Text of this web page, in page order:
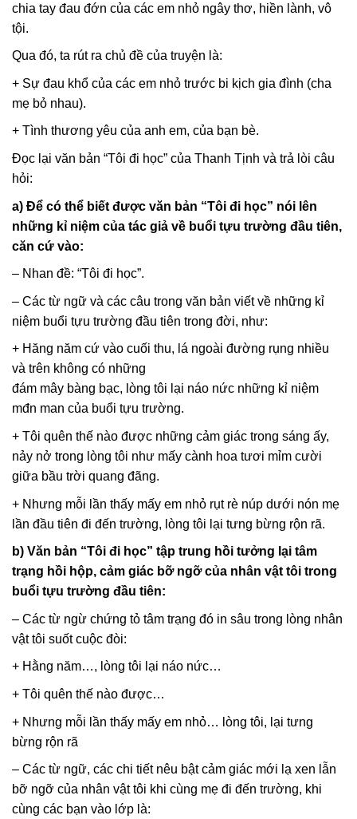
chia tay đau đớn của các em nhỏ ngây thơ, hiền lành, vô
tội.
Qua đó, ta rút ra chủ đề của truyện là:
+ Sự đau khổ của các em nhỏ trước bi kịch gia đình (cha
mẹ bỏ nhau).
+ Tình thương yêu của anh em, của bạn bè.
Đọc lại văn bản “Tôi đi học” của Thanh Tịnh và trả lòi câu
hỏi:
a) Để có thể biết được văn bản “Tôi đi học” nói lên
những kỉ niệm của tác giả về buổi tựu trường đầu tiên,
căn cứ vào:
– Nhan đề: “Tôi đi học”.
– Các từ ngữ và các câu trong văn bản viết về những kỉ
niệm buổi tựu trường đầu tiên trong đời, như:
+ Hăng năm cứ vào cuối thu, lá ngoài đường rụng nhiều
và trên không có những
đám mây bàng bạc, lòng tôi lại náo nức những kỉ niệm
mđn man của buổi tựu trường.
+ Tôi quên thế nào được những cảm giác trong sáng ấy,
nảy nở trong lòng tôi như mấy cành hoa tươi mỉm cười
giữa bầu trời quang đãng.
+ Nhưng mỗi lần thấy mấy em nhỏ rụt rè núp dưới nón mẹ
lần đầu tiên đi đến trường, lòng tôi lại tưng bừng rộn rã.
b) Văn bản “Tôi đi học” tập trung hồi tưởng lại tâm
trạng hồi hộp, cảm giác bỡ ngỡ của nhân vật tôi trong
buổi tựu trường đầu tiên:
– Các từ ngừ chứng tỏ tâm trạng đó in sâu trong lòng nhân
vật tôi suốt cuộc đòi:
+ Hằng năm…, lòng tôi lại náo nức…
+ Tôi quên thế nào được…
+ Nhưng mỗi lần thấy mấy em nhỏ… lòng tôi, lại tưng
bừng rộn rã
– Các từ ngữ, các chi tiết nêu bật cảm giác mới lạ xen lẫn
bỡ ngỡ của nhân vật tôi khi cùng mẹ đi đến trường, khi
cùng các bạn vào lớp là: